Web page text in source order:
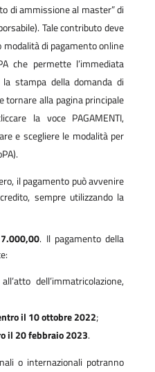
di ammissione al master” di
Tale contributo deve
di pagamento online
che permette l’immediata
la stampa della domanda di
tornare alla pagina principale
la voce PAGAMENTI,
e scegliere le modalità per
il pagamento può avvenire
sempre utilizzando la
. Il pagamento della
dell’immatricolazione,
il 10 ottobre 2022;
il 20 febbraio 2023.
o internazionali potranno